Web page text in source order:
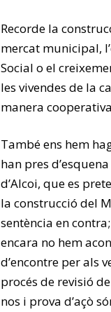
Recorde la
mercat municipal,
Social o el
les vivendes de la
manera
També ens hem
han pres
d’Alcoi, que es
la construcció del
sentència en
encara no hem
d’encontre per als
procés de revisió
nos i prova d’açò